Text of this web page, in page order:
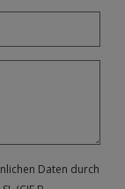
Daten durch